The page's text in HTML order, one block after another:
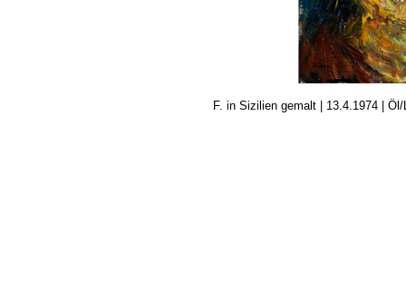
F. in Sizilien gemalt | 13.4.1974 |